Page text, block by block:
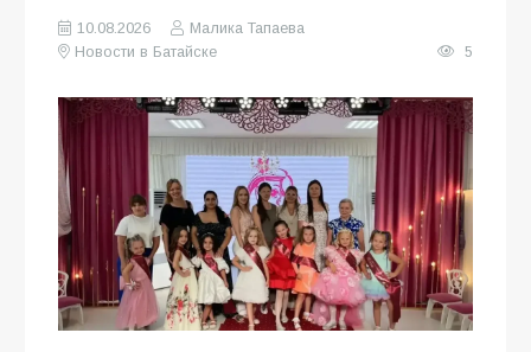
10.08.2026
Малика Тапаева
Новости в Батайске
5